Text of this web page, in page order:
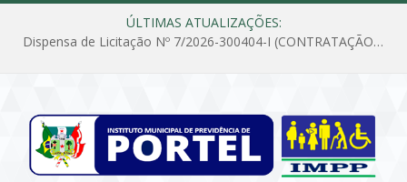
ÚLTIMAS ATUALIZAÇÕES:
Dispensa de Licitação Nº 7/2026-300404-I (CONTRATAÇÃO DE EMPRESA PARA MANUTENÇÃO E REPARAÇÃO DE APARELHOS DE AR CONDICIONADO, EM ATENDIMENTO ÀS NECESSIDADES DO INSTITUTO DE PREVIDÊNCIA MUNICIPAL DE PORTEL/PA)